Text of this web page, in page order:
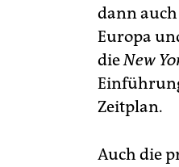
dann
Europa
dieNew
Zeitplan.
Auch die